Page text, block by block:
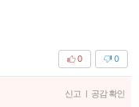
0
0
신고 | 공감 확인